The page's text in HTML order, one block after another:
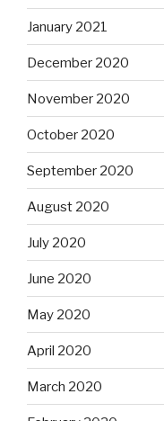
January 2021
December 2020
November 2020
October 2020
September 2020
August 2020
July 2020
June 2020
May 2020
April 2020
March 2020